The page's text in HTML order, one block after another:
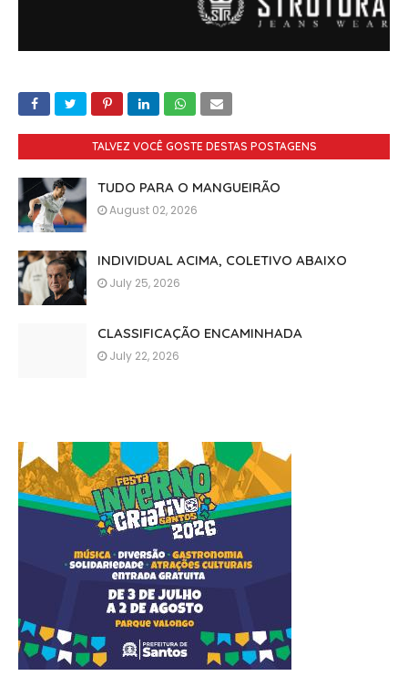
TALVEZ VOCÊ GOSTE DESTAS POSTAGENS
TUDO PARA O MANGUEIRÃO
August 02, 2026
INDIVIDUAL ACIMA, COLETIVO ABAIXO
July 25, 2026
CLASSIFICAÇÃO ENCAMINHADA
July 22, 2026